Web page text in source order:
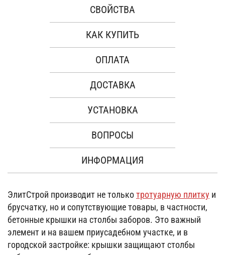
СВОЙСТВА
КАК КУПИТЬ
ОПЛАТА
ДОСТАВКА
УСТАНОВКА
ВОПРОСЫ
ИНФОРМАЦИЯ
ЭлитСтрой производит не толькотротуарную плитку и
брусчатку, но и сопутствующие товары, в частности,
бетонные крышки на столбы заборов. Это важный
элемент и на вашем приусадебном участке, и в
городской застройке: крышки защищают столбы